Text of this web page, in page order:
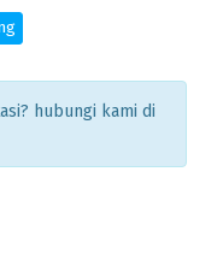
hubungi kami di